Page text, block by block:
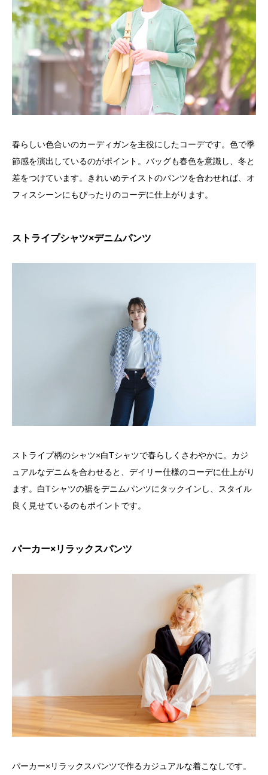
春らしい色合いのカーディガンを主役にしたコーデです。色で季
節感を演出しているのがポイント。バッグも春色を意識し、冬と
差をつけています。きれいめテイストのパンツを合わせれば、オ
フィスシーンにもぴったりのコーデに仕上がります。
ストライプシャツ×デニムパンツ
ストライプ柄のシャツ×白Tシャツで春らしくさわやかに。カジ
ュアルなデニムを合わせると、デイリー仕様のコーデに仕上がり
ます。白Tシャツの裾をデニムパンツにタックインし、スタイル
良く見せているのもポイントです。
パーカー×リラックスパンツ
パーカー×リラックスパンツで作るカジュアルな着こなしです。